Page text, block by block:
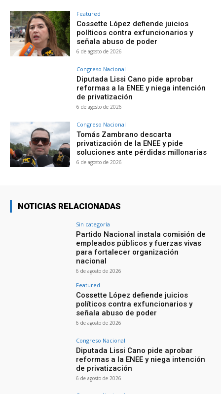
Featured
Cossette López defiende juicios
políticos contra exfuncionarios y
señala abuso de poder
6 de agosto de 2026
Congreso Nacional
Diputada Lissi Cano pide aprobar
reformas a la ENEE y niega intención
de privatización
6 de agosto de 2026
Congreso Nacional
Tomás Zambrano descarta
privatización de la ENEE y pide
soluciones ante pérdidas millonarias
6 de agosto de 2026
NOTICIAS RELACIONADAS
Sin categoría
Partido Nacional instala comisión de
empleados públicos y fuerzas vivas
para fortalecer organización
nacional
6 de agosto de 2026
Featured
Cossette López defiende juicios
políticos contra exfuncionarios y
señala abuso de poder
6 de agosto de 2026
Congreso Nacional
Diputada Lissi Cano pide aprobar
reformas a la ENEE y niega intención
de privatización
6 de agosto de 2026